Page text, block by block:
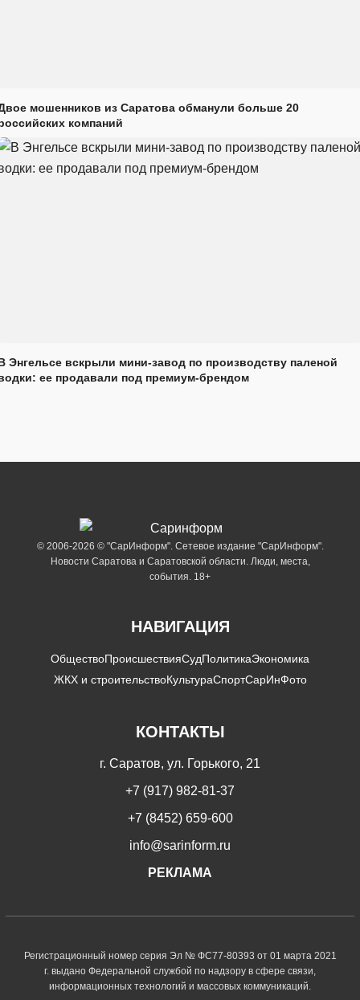
мошенников из Саратова обманули больше 20
компаний
Энгельсе вскрыли мини-завод по производству паленой
ее продавали под премиум-брендом
© 2006-2026 © "СарИнформ". Сетевое издание "СарИнформ".
Новости Саратова и Саратовской области. Люди, места,
события. 18+
НАВИГАЦИЯ
ОбществоПроисшествияСудПолитикаЭкономика
ЖКХ и строительствоКультураСпортСарИнФото
КОНТАКТЫ
г. Саратов, ул. Горького, 21
+7 (917) 982-81-37
+7 (8452) 659-600
info@sarinform.ru
РЕКЛАМА
Регистрационный номер серия Эл № ФС77-80393 от 01 марта 2021
г. выдано Федеральной службой по надзору в сфере связи,
информационных технологий и массовых коммуникаций.